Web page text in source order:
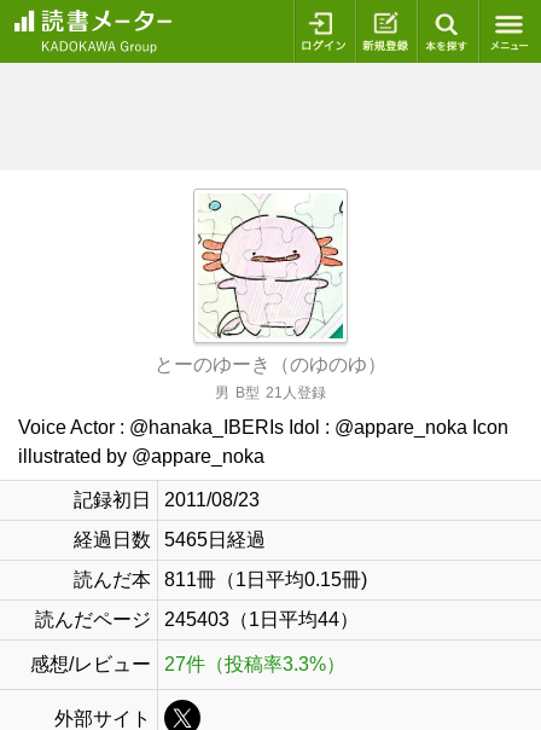
ログイン 新規登録
とーのゆーき（のゆのゆ）
男 B型 21人登録
Voice Actor : @hanaka_IBERIs Idol : @appare_noka Icon
illustrated by @appare_noka
記録初日
2011/08/23
経過日数
5465日経過
読んだ本
811冊（1日平均0.15冊)
読んだページ
245403（1日平均44）
感想/レビュー 27件（投稿率3.3%）
外部サイト